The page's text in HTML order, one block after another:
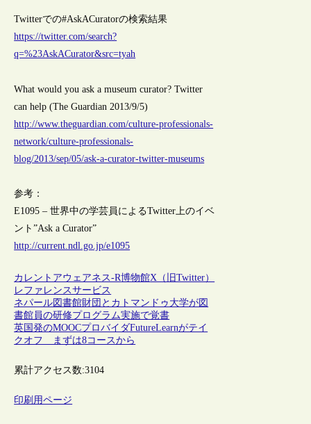
Twitterでの#AskACuratorの検索結果
https://twitter.com/search?
q=%23AskACurator&src=tyah
What would you ask a museum curator? Twitter
can help (The Guardian 2013/9/5)
http://www.theguardian.com/culture-professionals-
network/culture-professionals-
blog/2013/sep/05/ask-a-curator-twitter-museums
参考：
E1095 – 世界中の学芸員によるTwitter上のイベ
ント”Ask a Curator”
http://current.ndl.go.jp/e1095
カレントアウェアネス-R博物館X（旧Twitter）
レファレンスサービス
ネパール図書館財団とカトマンドゥ大学が図
書館員の研修プログラム実施で覚書
英国発のMOOCプロバイダFutureLearnがテイ
クオフ まずは8コースから
累計アクセス数:3104
印刷用ページ